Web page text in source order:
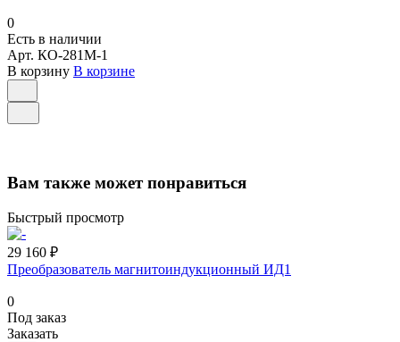
0
Есть в наличии
Арт. КО-281М-1
В корзину В корзине
Вам также может понравиться
Быстрый просмотр
29 160 ₽
Преобразователь магнитоиндукционный ИД1
0
Под заказ
Заказать